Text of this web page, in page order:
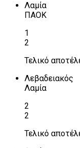
Λαμία
ΠΑΟΚ
1
2
Τελικό
Λεβαδειακός
Λαμία
2
2
Τελικό